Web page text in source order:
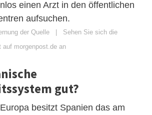
einen Arzt in den öffentlichen
aufsuchen.
der Quelle | Sehen Sie sich die
auf morgenpost.de an
gut?
besitzt Spanien das am